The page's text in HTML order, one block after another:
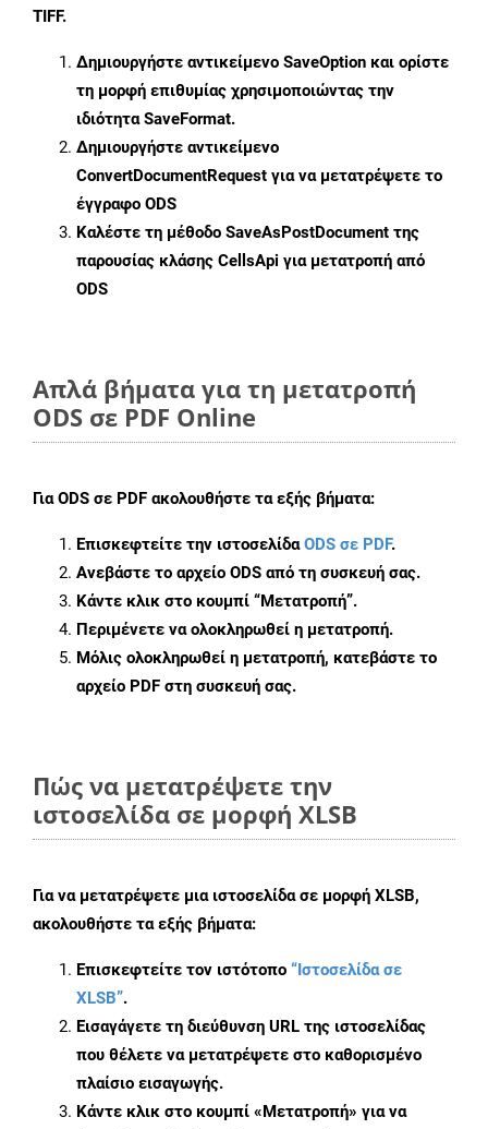
TIFF.
Δημιουργήστε αντικείμενο SaveOption και ορίστε
τη μορφή επιθυμίας χρησιμοποιώντας την
ιδιότηταSaveFormat.
Δημιουργήστε αντικείμενο
ConvertDocumentRequest για να μετατρέψετε το
έγγραφο ODS
Καλέστε τη μέθοδο SaveAsPostDocument της
παρουσίας κλάσης CellsApi για μετατροπή από
ODS
Απλά βήματα για τη μετατροπή
ODS σε PDF Online
ΓιαODS σε PDF ακολουθήστε τα εξής βήματα:
Επισκεφτείτε την ιστοσελίδαODS σε PDF.
Ανεβάστε το αρχείο ODS από τη συσκευή σας.
Κάντε κλικ στο κουμπί “Μετατροπή”.
Περιμένετε να ολοκληρωθεί η μετατροπή.
Μόλις ολοκληρωθεί η μετατροπή, κατεβάστε το
αρχείο PDF στη συσκευή σας.
Πώς να μετατρέψετε την
ιστοσελίδα σε μορφή XLSB
Για να μετατρέψετε μια ιστοσελίδα σε μορφή XLSB,
ακολουθήστε τα εξής βήματα:
Επισκεφτείτε τον ιστότοπο “Ιστοσελίδα σε
XLSB”.
Εισαγάγετε τη διεύθυνση URL της ιστοσελίδας
που θέλετε να μετατρέψετε στο καθορισμένο
πλαίσιο εισαγωγής.
Κάντε κλικ στο κουμπί «Μετατροπή» για να